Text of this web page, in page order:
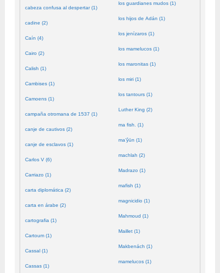
cabeza confusa al despertar (1)
cadine (2)
Caín (4)
Cairo (2)
Calish (1)
Cambises (1)
Camoens (1)
campaña otromana de 1537 (1)
canje de cautivos (2)
canje de esclavos (1)
Carlos V (6)
Carriazo (1)
carta diplomática (2)
carta en árabe (2)
cartografia (1)
Cartoum (1)
Cassal (1)
Cassas (1)
los guardianes mudos (1)
los hijos de Adán (1)
los jenízaros (1)
los mamelucos (1)
los maronitas (1)
los miri (1)
los tantours (1)
Luther King (2)
ma fish. (1)
ma’ŷūn (1)
machlah (2)
Madrazo (1)
mafish (1)
magnicidio (1)
Mahmoud (1)
Maillet (1)
Makbenách (1)
mamelucos (1)